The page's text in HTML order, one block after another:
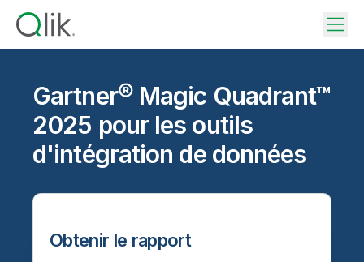
Gartner® Magic Quadrant™
2025 pour les outils
d'intégration de données
Obtenir le rapport